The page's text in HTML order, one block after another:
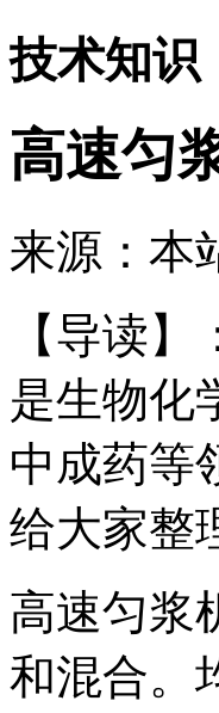
技术知识
高速匀
来源：本
【导读
是生物化
中成药等
给大家整
高速匀浆
和混合。